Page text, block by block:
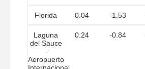
Florida 0.04 -1.53
Laguna
del Sauce
-
Aeropuerto
0.24 -0.84